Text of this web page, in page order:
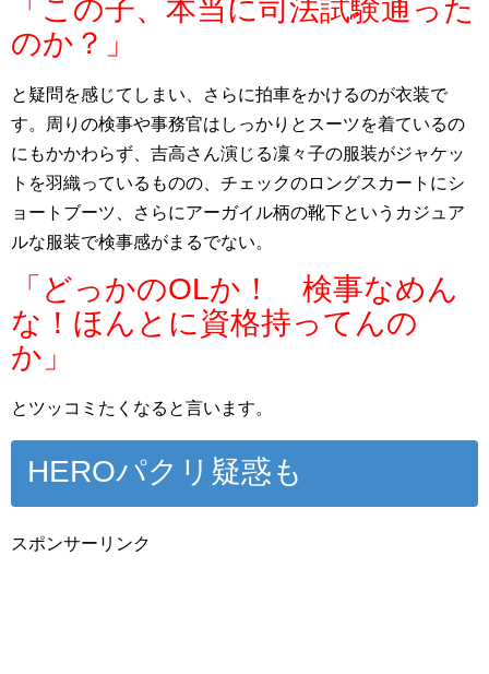
「この子、本当に司法試験通った
のか？」
と疑問を感じてしまい、さらに拍車をかけるのが衣装で
す。周りの検事や事務官はしっかりとスーツを着ているの
にもかかわらず、吉高さん演じる凜々子の服装がジャケッ
トを羽織っているものの、チェックのロングスカートにシ
ョートブーツ、さらにアーガイル柄の靴下というカジュア
ルな服装で検事感がまるでない。
「どっかのOLか！ 検事なめん
な！ほんとに資格持ってんの
か」
とツッコミたくなると言います。
HEROパクリ疑惑も
スポンサーリンク